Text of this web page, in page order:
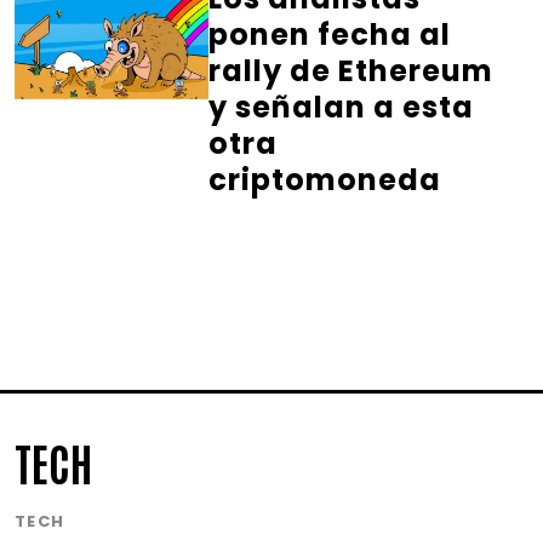
ponen fecha al
rally de Ethereum
y señalan a esta
otra
criptomoneda
TECH
TECH